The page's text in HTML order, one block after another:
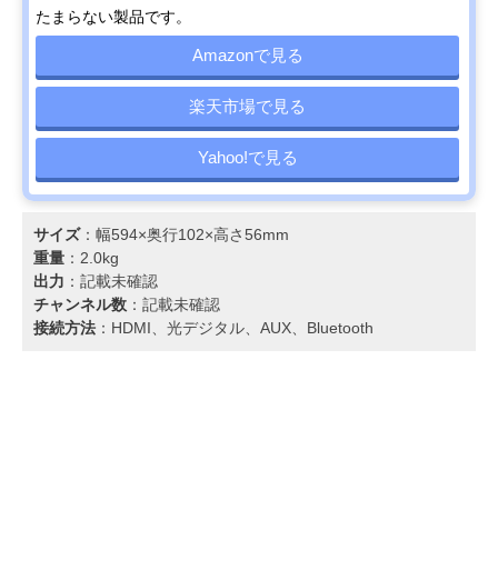
たまらない製品です。
Amazonで見る
楽天市場で見る
Yahoo!で見る
サイズ：幅594×奥行102×高さ56mm
重量 ：2.0kg
出力 ：記載未確認
チャンネル数 ：記載未確認
接続方法 ：HDMI、光デジタル、AUX、Bluetooth